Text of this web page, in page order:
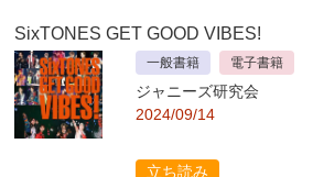
SixTONES GET GOOD VIBES!
一般書籍 電子書籍
ジャニーズ研究会
2024/09/14
立ち読み